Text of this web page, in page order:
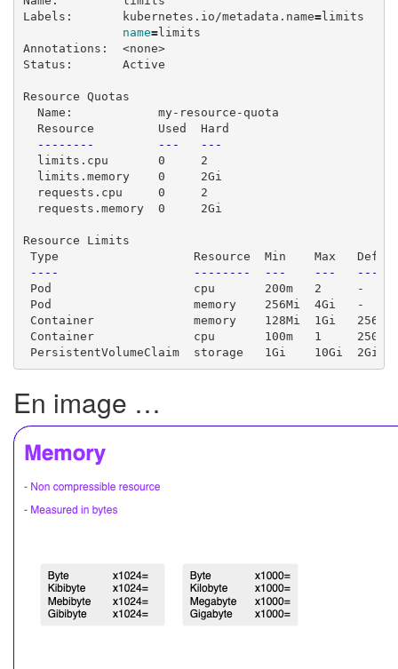
Labels:       kubernetes.io/metadata.name=limits
name=limits
Annotations:  <none>
Status:       Active
Resource Quotas
  Name:            my-resource-quota
  Resource         Used  Hard
--------
---
---
  limits.cpu       0     2
  limits.memory    0     2Gi
  requests.cpu     0     2
  requests.memory  0     2Gi
Resource Limits
Type                   Resource  Min    Max   Default
----
-------- --- ---
Pod                    cpu       200m   2     -
Pod                    memory    256Mi  4Gi
Container              memory    128Mi  1Gi
Container              cpu       100m   1
PersistentVolumeClaim  storage   1Gi    10Gi
En image …